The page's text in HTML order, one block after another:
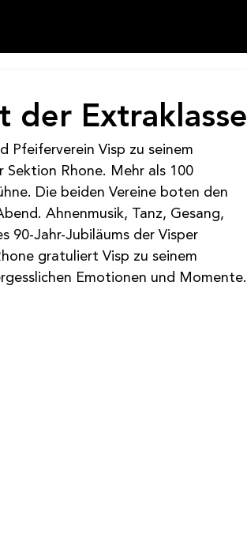
der Extraklasse
Pfeiferverein Visp zu seinem
Rhone. Mehr als 100
Die beiden Vereine boten den
Ahnenmusik, Tanz, Gesang,
90-Jahr-Jubiläums der Visper
gratuliert Visp zu seinem
Emotionen und Momente.